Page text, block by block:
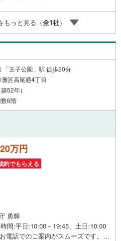
台の中古マンションを始め多数物件
！不動産に掲載しきれない物
気軽にお問合せください。弊社ホ
クロス」で検索！
もっと見る（全1社）
「王子公園」駅 徒歩20分
区高尾通4丁目
52年）
6階
万円
約でもらえる
勇輝
間:平日:10:00～19:45、土日:10:00
話でのご案内がスムーズです。